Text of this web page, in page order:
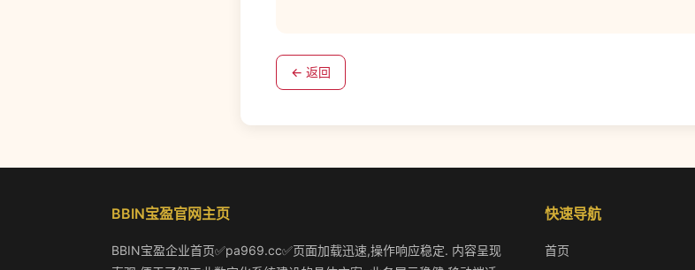
← 返回
BBIN宝盈官网主页
BBIN宝盈企业首页✅pa969.cc✅页面加载迅速,操作响应稳定. 内容呈现
快速导航
首页